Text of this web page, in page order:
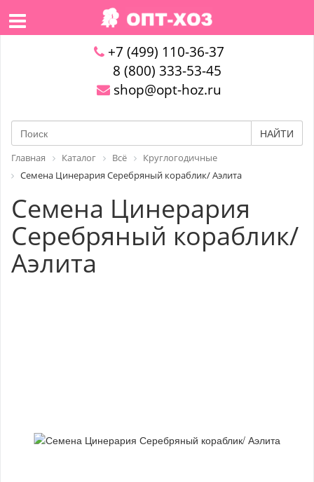
+7 (499) 110-36-37
8 (800) 333-53-45
shop@opt-hoz.ru
НАЙТИ
Главная Каталог Всё
Круглогодичные
Семена Цинерария Серебряный кораблик/ Аэлита
Семена Цинерария
Серебряный кораблик/
Аэлита